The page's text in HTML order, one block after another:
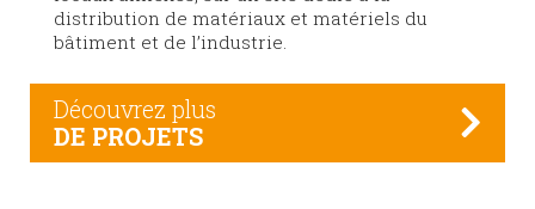
distribution de matériaux et matériels du
bâtiment et de l’industrie.
Découvrez plus
DE PROJETS